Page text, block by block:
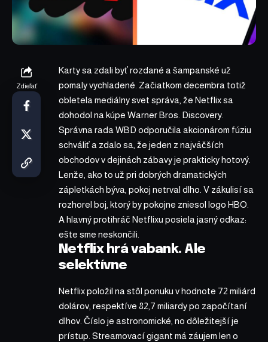
Zdieľať
Karty sa zdali byť rozdané a šampanské už
pomaly vychladené. Začiatkom decembra totiž
obletela mediálny svet správa, že Netflix sa
dohodol na kúpe Warner Bros. Discovery.
Správna rada WBD odporučila akcionárom fúziu
schváliť a zdalo sa, že jeden z najväčších
obchodov v dejinách zábavy je prakticky hotový.
Lenže, ako to už pri dobrých dramatických
zápletkách býva, pokoj netrval dlho. V zákulisí sa
rozhorel boj, ktorý by pokojne zniesol logo HBO.
A hlavný protihráč Netflixu posiela jasný odkaz:
ešte sme neskončili.
Netflix hrá vabank. Ale
selektívne
Netflix položil na stôl ponuku v hodnote 72 miliárd
dolárov, respektíve 82,7 miliardy po započítaní
dlhov. Číslo je astronomické, no dôležitejší je
prístup. Streamovací gigant má záujem len o